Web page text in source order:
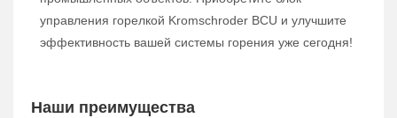
управления горелкой Kromschroder BCU и улучшите
эффективность вашей системы горения уже сегодня!
Наши преимущества